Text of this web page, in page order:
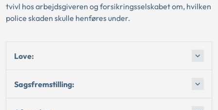
tvivl hos arbejdsgiveren og forsikringsselskabet om, hvilken
police skaden skulle henføres under.
Love:
Sagsfremstilling: